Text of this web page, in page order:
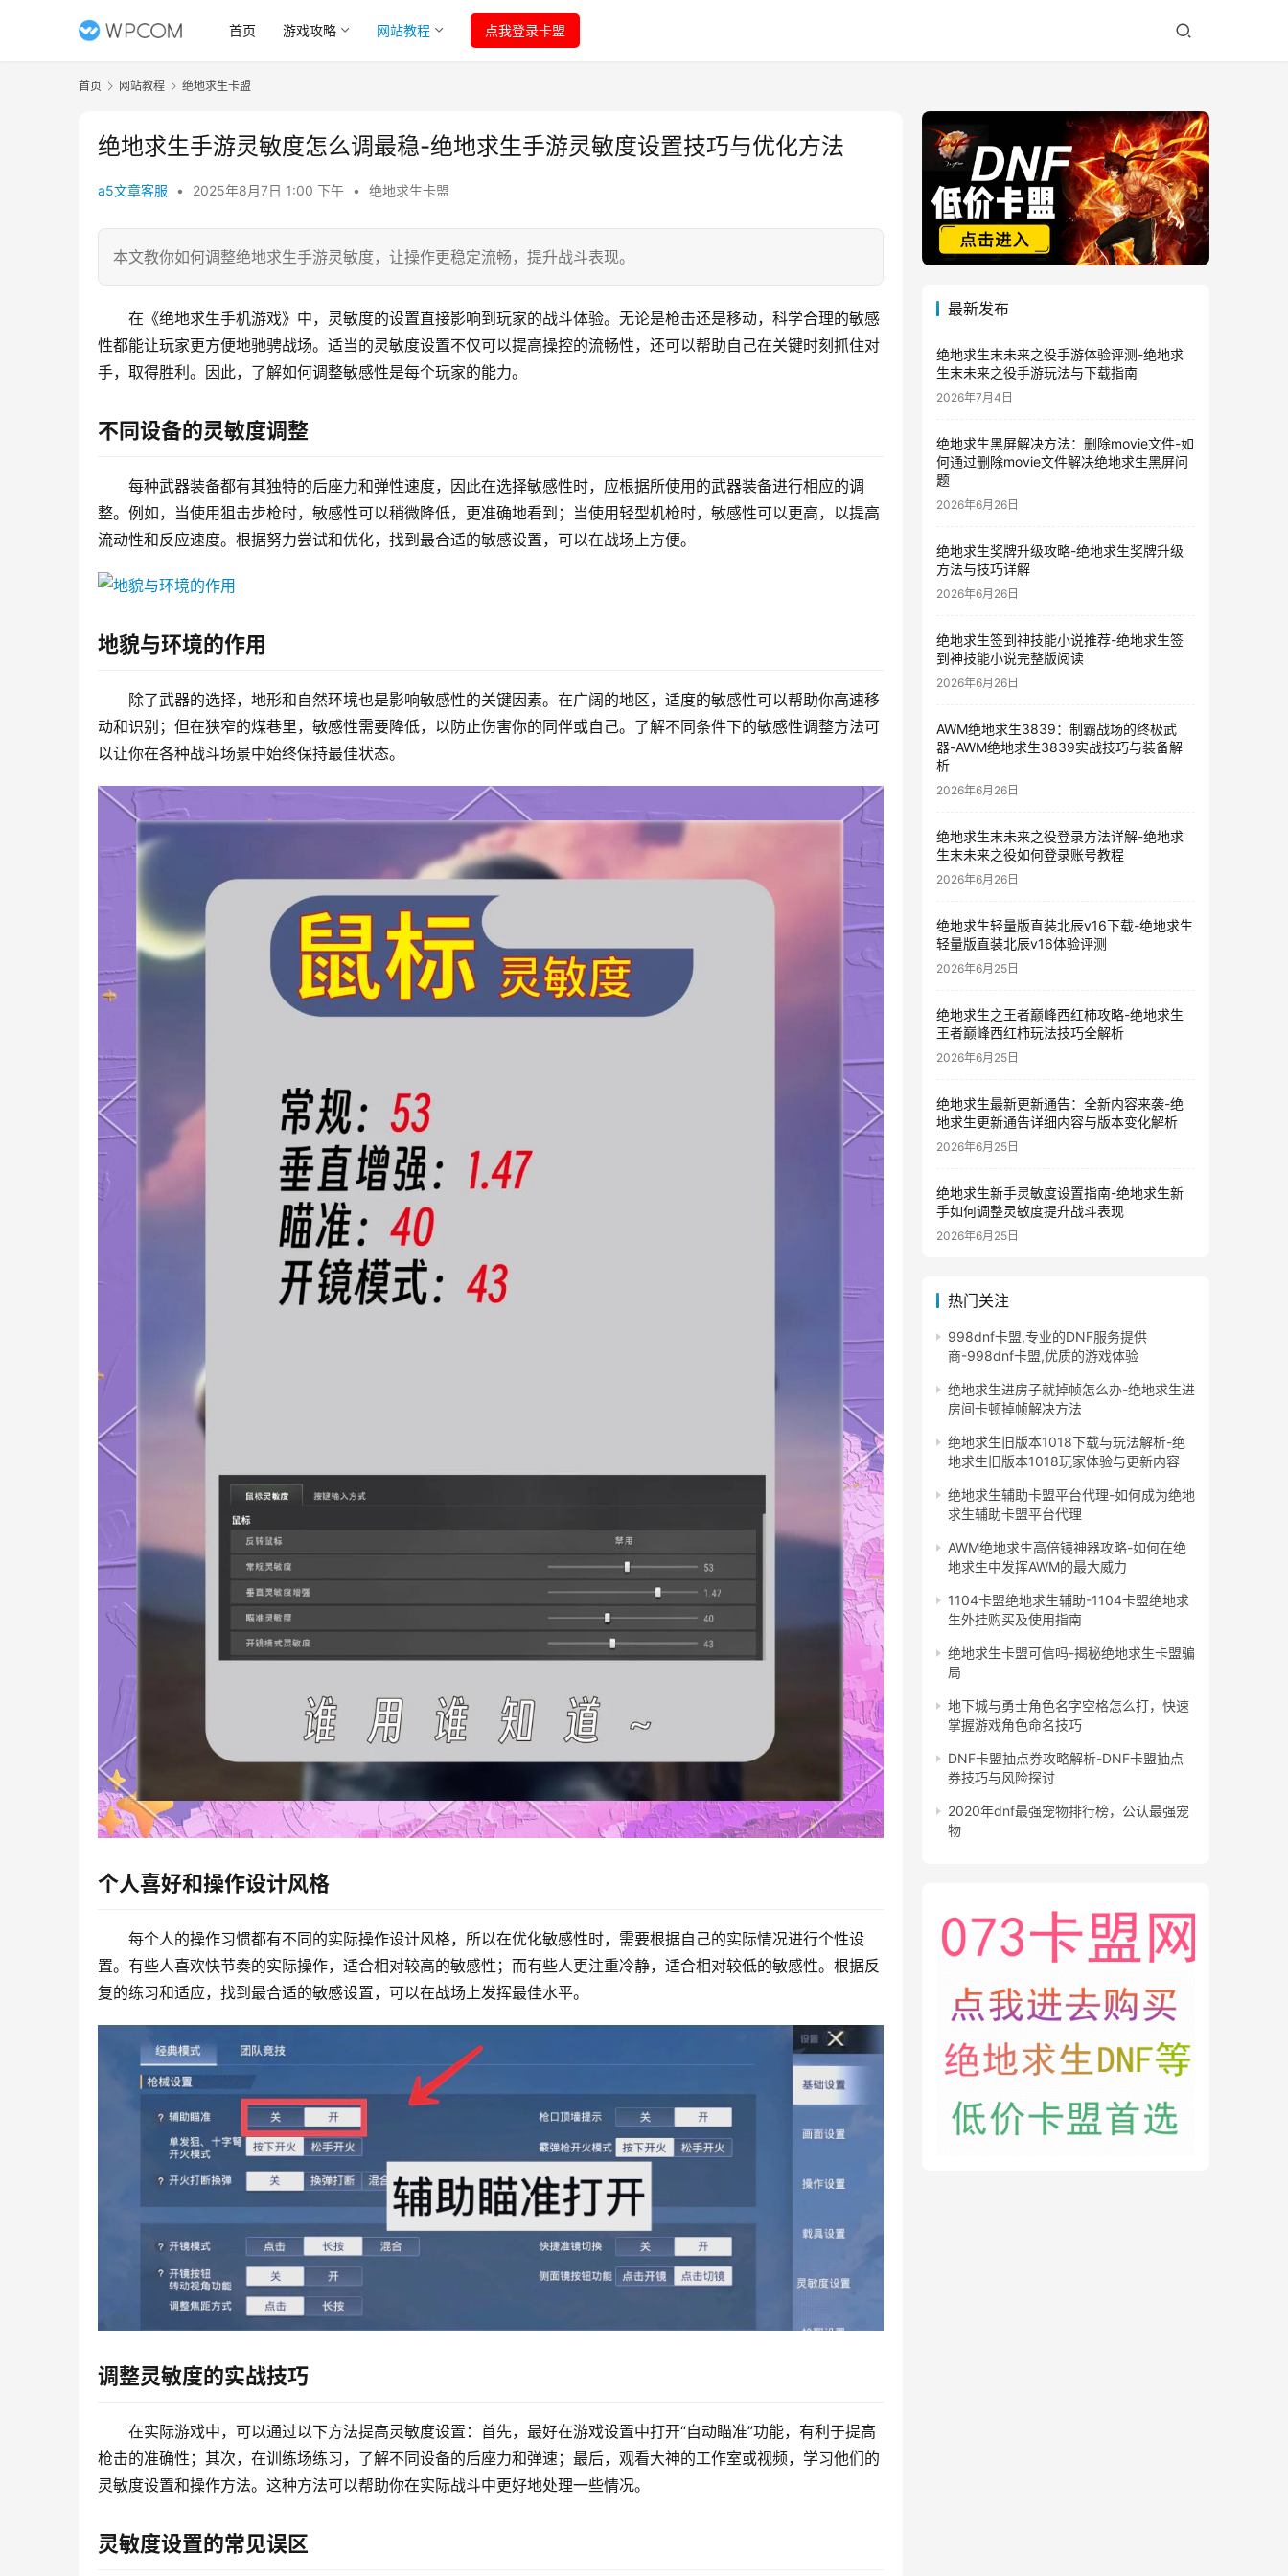
首页 游戏攻略 网站教程 点我登录卡盟
首页 网站教程 绝地求生卡盟
绝地求生手游灵敏度怎么调最稳-绝地求生手游灵敏度设置技巧与优化方法
a5文章客服 • 2025年8月7日 1:00 下午 • 绝地求生卡盟
本文教你如何调整绝地求生手游灵敏度，让操作更稳定流畅，提升战斗表现。
在《绝地求生手机游戏》中，灵敏度的设置直接影响到玩家的战斗体验。无论是枪击还是移动，科学合理的敏感
性都能让玩家更方便地驰骋战场。适当的灵敏度设置不仅可以提高操控的流畅性，还可以帮助自己在关键时刻抓住对
手，取得胜利。因此，了解如何调整敏感性是每个玩家的能力。
不同设备的灵敏度调整
每种武器装备都有其独特的后座力和弹性速度，因此在选择敏感性时，应根据所使用的武器装备进行相应的调
整。例如，当使用狙击步枪时，敏感性可以稍微降低，更准确地看到；当使用轻型机枪时，敏感性可以更高，以提高
流动性和反应速度。根据努力尝试和优化，找到最合适的敏感设置，可以在战场上方便。
地貌与环境的作用
除了武器的选择，地形和自然环境也是影响敏感性的关键因素。在广阔的地区，适度的敏感性可以帮助你高速移
动和识别；但在狭窄的煤巷里，敏感性需要降低，以防止伤害你的同伴或自己。了解不同条件下的敏感性调整方法可
以让你在各种战斗场景中始终保持最佳状态。
个人喜好和操作设计风格
每个人的操作习惯都有不同的实际操作设计风格，所以在优化敏感性时，需要根据自己的实际情况进行个性设
置。有些人喜欢快节奏的实际操作，适合相对较高的敏感性；而有些人更注重冷静，适合相对较低的敏感性。根据反
复的练习和适应，找到最合适的敏感设置，可以在战场上发挥最佳水平。
调整灵敏度的实战技巧
在实际游戏中，可以通过以下方法提高灵敏度设置：首先，最好在游戏设置中打开“自动瞄准”功能，有利于提高
枪击的准确性；其次，在训练场练习，了解不同设备的后座力和弹速；最后，观看大神的工作室或视频，学习他们的
灵敏度设置和操作方法。这种方法可以帮助你在实际战斗中更好地处理一些情况。
灵敏度设置的常见误区
最新发布
绝地求生末未来之役手游体验评测-绝地求
生末未来之役手游玩法与下载指南
2026年7月4日
绝地求生黑屏解决方法：删除movie文件-如
何通过删除movie文件解决绝地求生黑屏问
题
2026年6月26日
绝地求生奖牌升级攻略-绝地求生奖牌升级
方法与技巧详解
2026年6月26日
绝地求生签到神技能小说推荐-绝地求生签
到神技能小说完整版阅读
2026年6月26日
AWM绝地求生3839：制霸战场的终极武
器-AWM绝地求生3839实战技巧与装备解
析
2026年6月26日
绝地求生末未来之役登录方法详解-绝地求
生末未来之役如何登录账号教程
2026年6月26日
绝地求生轻量版直装北辰v16下载-绝地求生
轻量版直装北辰v16体验评测
2026年6月25日
绝地求生之王者巅峰西红柿攻略-绝地求生
王者巅峰西红柿玩法技巧全解析
2026年6月25日
绝地求生最新更新通告：全新内容来袭-绝
地求生更新通告详细内容与版本变化解析
2026年6月25日
绝地求生新手灵敏度设置指南-绝地求生新
手如何调整灵敏度提升战斗表现
2026年6月25日
热门关注
998dnf卡盟,专业的DNF服务提供
商-998dnf卡盟,优质的游戏体验
绝地求生进房子就掉帧怎么办-绝地求生进
房间卡顿掉帧解决方法
绝地求生旧版本1018下载与玩法解析-绝
地求生旧版本1018玩家体验与更新内容
绝地求生辅助卡盟平台代理-如何成为绝地
求生辅助卡盟平台代理
AWM绝地求生高倍镜神器攻略-如何在绝
地求生中发挥AWM的最大威力
1104卡盟绝地求生辅助-1104卡盟绝地求
生外挂购买及使用指南
绝地求生卡盟可信吗-揭秘绝地求生卡盟骗
局
地下城与勇士角色名字空格怎么打，快速
掌握游戏角色命名技巧
DNF卡盟抽点券攻略解析-DNF卡盟抽点
券技巧与风险探讨
2020年dnf最强宠物排行榜，公认最强宠
物